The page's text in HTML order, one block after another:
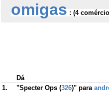
omigas : (4
Dá
1.
"Specter Ops (326)" para